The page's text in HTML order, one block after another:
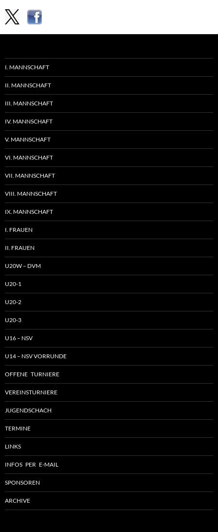
I. MANNSCHAFT
II. MANNSCHAFT
III. MANNSCHAFT
IV. MANNSCHAFT
V. MANNSCHAFT
VI. MANNSCHAFT
VII. MANNSCHAFT
VIII. MANNSCHAFT
IX. MANNSCHAFT
I. FRAUEN
II. FRAUEN
U20W – DVM
U20-1
U20-2
U20-3
U16 – NSV
U14 – NSV VORRUNDE
OFFENE TURNIERE
VEREINSTURNIERE
JUGENDSCHACH
TERMINE
LINKS
INFOS PER E-MAIL
SPONSOREN
ARCHIVE